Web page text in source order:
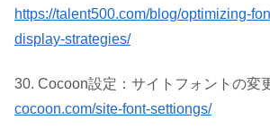
https://talent500.com/blog/optimizing-
display-strategies/
30. Cocoon設定：サイトフォントの変
cocoon.com/site-font-settiongs/